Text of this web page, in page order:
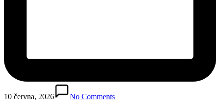
10 června, 2026
No Comments